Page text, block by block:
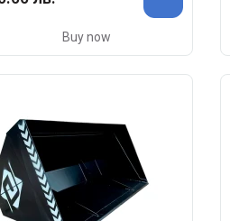
Buy now